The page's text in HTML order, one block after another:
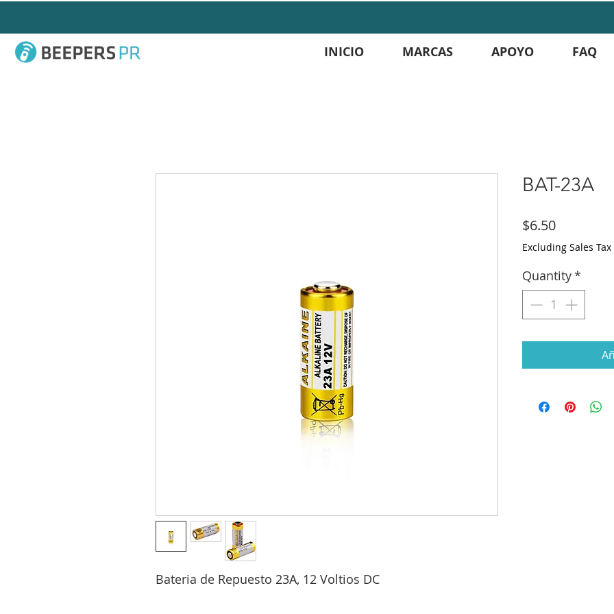
INICIO MARCAS APOYO FAQ
Bateria de Repuesto 23A, 12 Voltios DC
BAT-23A
$6.50Price
Excluding Sales Tax
Quantity*